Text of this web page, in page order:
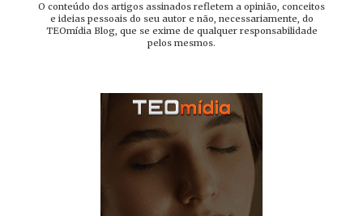
O conteúdo dos artigos assinados refletem a opinião, conceitos
e ideias pessoais do seu autor e não, necessariamente, do
TEOmídia Blog, que se exime de qualquer responsabilidade
pelos mesmos.